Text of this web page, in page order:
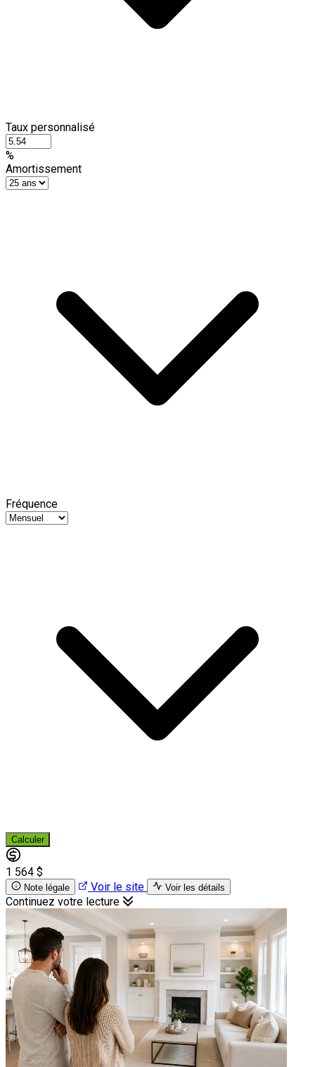
Taux personnalisé
%
Amortissement
Fréquence
Calculer
1 564 $
Note légale Voir le site Voir les détails
Continuez votre lecture